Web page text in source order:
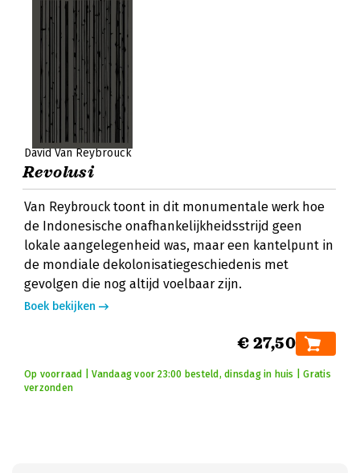
David Van Reybrouck
Revolusi
Van Reybrouck toont in dit monumentale werk hoe
de Indonesische onafhankelijkheidsstrijd geen
lokale aangelegenheid was, maar een kantelpunt in
de mondiale dekolonisatiegeschiedenis met
gevolgen die nog altijd voelbaar zijn.
Boek bekijken
€ 27,50
Op voorraad | Vandaag voor 23:00 besteld, dinsdag in huis | Gratis
verzonden